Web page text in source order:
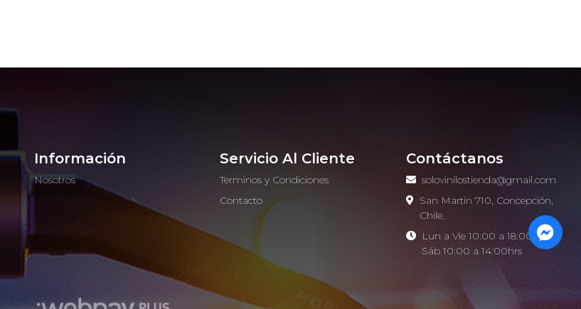
Información
Nosotros
Servicio Al Cliente
Terminos y Condiciones
Contacto
Contáctanos
solovinilostienda@gmail.com
San Martin 710, Concepción,
Chile.
Lun a Vie 10:00 a 18:00hrs -
Sáb 10:00 a 14:00hrs